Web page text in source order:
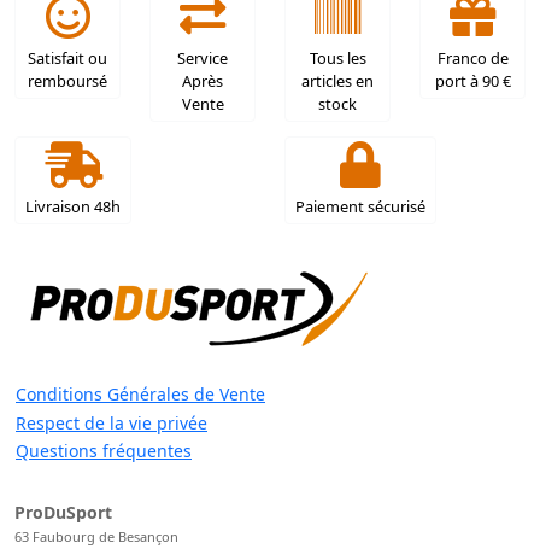
Satisfait ou
remboursé
Service
Après
Vente
Tous les
articles en
stock
Franco de
port à 90 €
Livraison 48h Paiement sécurisé
Conditions Générales de Vente
Respect de la vie privée
Questions fréquentes
ProDuSport
63 Faubourg de Besançon